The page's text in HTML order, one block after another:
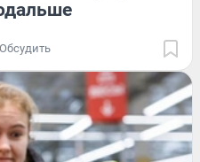
Обсудить